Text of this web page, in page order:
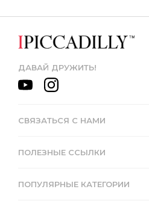
ДАВАЙ ДРУЖИТЬ!
СВЯЗАТЬСЯ С НАМИ
ПОЛЕЗНЫЕ ССЫЛКИ
ПОПУЛЯРНЫЕ КАТЕГОРИИ